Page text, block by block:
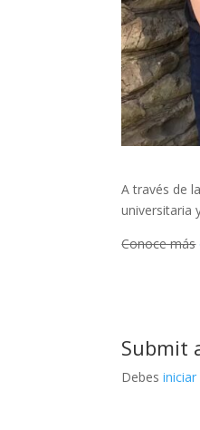
A través de
universitaria
Conoce más
Submit
Debesiniciar